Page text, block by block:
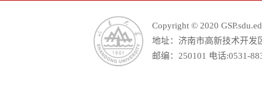
Copyright © 2020
地址：济南市高新技术开发
邮编：250101 电话:0531-